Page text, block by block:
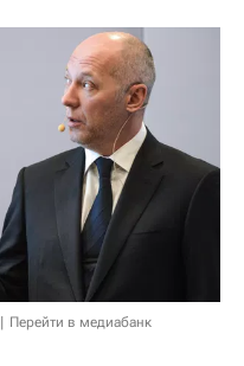
Перейти в медиабанк